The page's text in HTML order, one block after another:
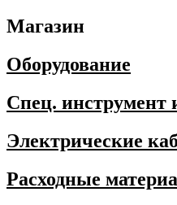
Магазин
Оборудование
Спец. инструмент
Электрические
Расходные